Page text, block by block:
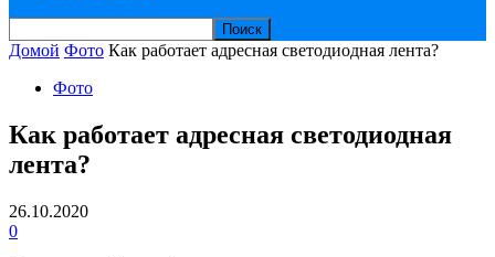
Домой Фото Как работает адресная светодиодная лента?
Фото
Как работает адресная светодиодная
лента?
26.10.2020
0